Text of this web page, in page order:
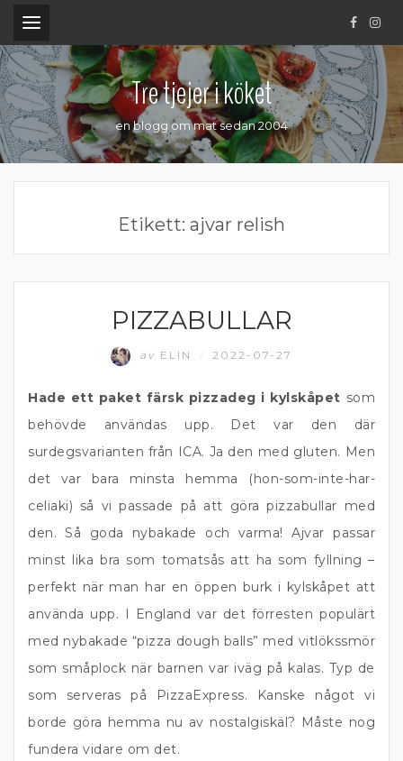
.
Tre tjejer i köket
en blogg om mat sedan 2004
Etikett: ajvar relish
PIZZABULLAR
av ELIN 2022-07-27
Hade ett paket färsk pizzadeg i kylskåpet som
behövde användas upp. Det var den där
surdegsvarianten från ICA. Ja den med gluten. Men
det var bara minsta hemma (hon-som-inte-har-
celiaki) så vi passade på att göra pizzabullar med
den. Så goda nybakade och varma! Ajvar passar
minst lika bra som tomatsås att ha som fyllning –
perfekt när man har en öppen burk i kylskåpet att
använda upp. I England var det förresten populärt
med nybakade “pizza dough balls” med vitlökssmör
som småplock när barnen var iväg på kalas. Typ de
som serveras på PizzaExpress. Kanske något vi
borde göra hemma nu av nostalgiskäl? Måste nog
fundera vidare om det.